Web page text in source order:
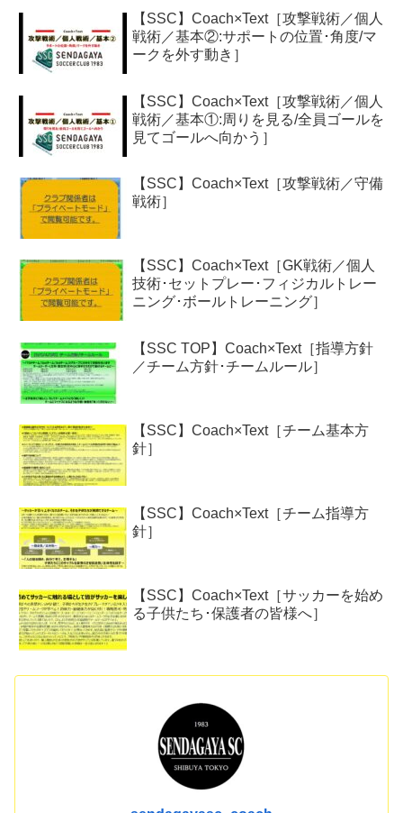
【SSC】Coach×Text［攻撃戦術／個人
戦術／基本②:サポートの位置･角度/マ
ークを外す動き］
【SSC】Coach×Text［攻撃戦術／個人
戦術／基本①:周りを見る/全員ゴールを
見てゴールへ向かう］
【SSC】Coach×Text［攻撃戦術／守備
戦術］
【SSC】Coach×Text［GK戦術／個人
技術･セットプレー･フィジカルトレー
ニング･ボールトレーニング］
【SSC TOP】Coach×Text［指導方針
／チーム方針･チームルール］
【SSC】Coach×Text［チーム基本方
針］
【SSC】Coach×Text［チーム指導方
針］
【SSC】Coach×Text［サッカーを始め
る子供たち･保護者の皆様へ］